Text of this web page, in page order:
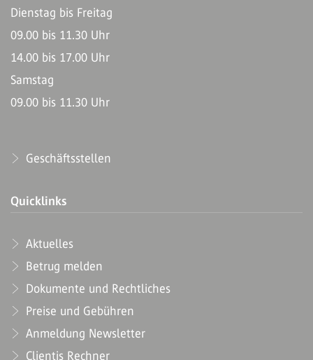
Dienstag bis Freitag
09.00 bis 11.30 Uhr
14.00 bis 17.00 Uhr
Samstag
09.00 bis 11.30 Uhr
Geschäftsstellen
Quicklinks
Aktuelles
Betrug melden
Dokumente und Rechtliches
Preise und Gebühren
Anmeldung Newsletter
Clientis Rechner